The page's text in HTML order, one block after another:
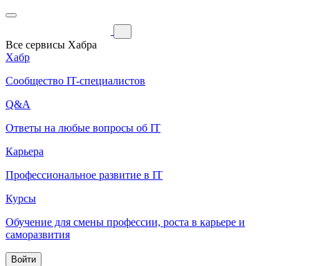
Все сервисы Хабра
Хабр
Сообщество IT-специалистов
Q&A
Ответы на любые вопросы об IT
Карьера
Профессиональное развитие в IT
Курсы
Обучение для смены профессии, роста в карьере и
саморазвития
Войти